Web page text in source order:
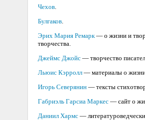
Чехов
Булгаков
Эрих Мария Ремарк — о жизни и
творчества.
Джеймс Джойс — творчество
Льюис Кэрролл — материалы о жизни
Игорь Северянин — тексты
Габриэль Гарсиа Маркес — сайт о
Даниил Хармс —